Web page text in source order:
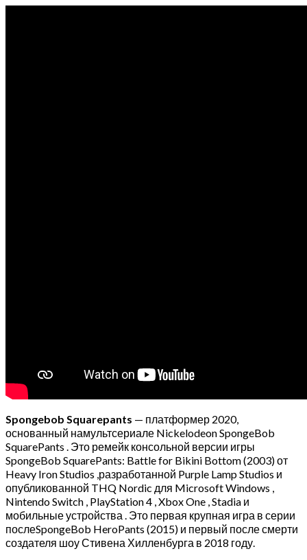
Spongebob Squarepants — платформер 2020,
основанный намультсериале Nickelodeon SpongeBob
SquarePants . Это ремейк консольной версии игры
SpongeBob SquarePants: Battle for Bikini Bottom (2003) от
Heavy Iron Studios ,разработанной Purple Lamp Studios и
опубликованной THQ Nordic для Microsoft Windows ,
Nintendo Switch , PlayStation 4 , Xbox One , Stadia и
мобильные устройства . Это первая крупная игра в серии
послеSpongeBob HeroPants (2015) и первый после смерти
создателя шоу Стивена Хилленбурга в 2018 году.